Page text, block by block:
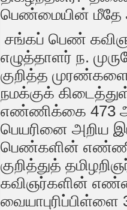
பெண்மையின் மீதே
சங்கப் பெண்
எழுத்தாளர் ந.
குறித்த
நமக்குக்
எண்ணிக்கை 473
பெயரினை அறிய
பெண்களின்
குறித்துத்
கவிஞர்களின்